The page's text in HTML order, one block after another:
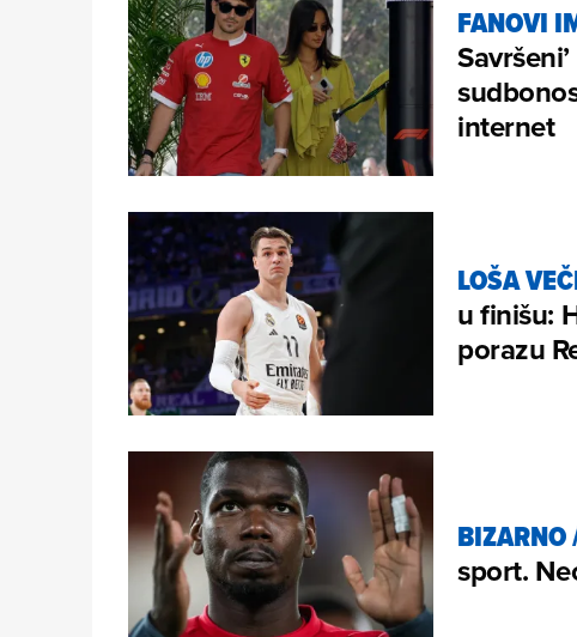
FANOVI
internet
LOŠA
u finišu:
porazu
BIZARNO
sport.